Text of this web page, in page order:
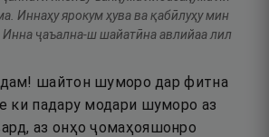
Иннаҳу ярокум ҳува ва қабӣлуҳу мин
Инна ҷаъална-ш шайатӣна авлийаа лил
шайтон шуморо дар фитна
ки падару модари шуморо аз
аз онҳо ҷомаҳояшонро